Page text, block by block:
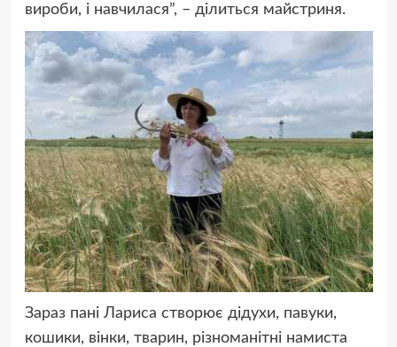
вироби, і навчилася”, – ділиться майстриня.
Зараз пані Лариса створює дідухи, павуки,
кошики, вінки, тварин, різноманітні намиста